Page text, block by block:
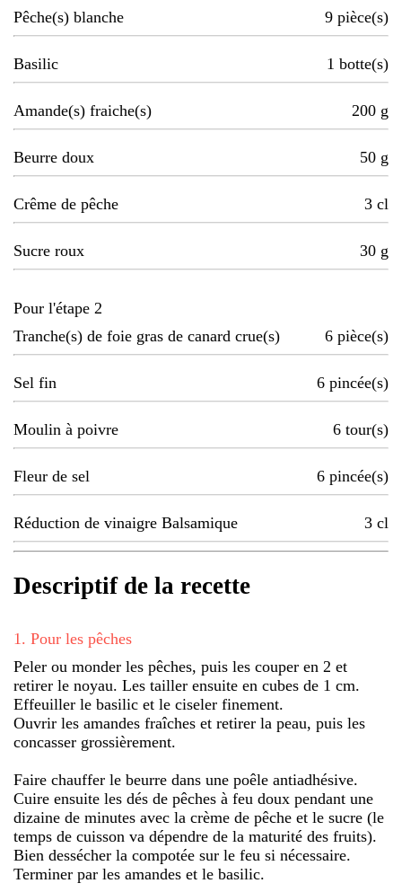
Pêche(s) blanche
9 pièce(s)
Basilic 1 botte(s)
Amande(s) fraiche(s) 200 g
Beurre doux 50 g
Crême de pêche 3 cl
Sucre roux 30 g
Pour l'étape 2
Tranche(s) de foie gras de canard crue(s)
6 pièce(s)
Sel fin 6 pincée(s)
Moulin à poivre 6 tour(s)
Fleur de sel 6 pincée(s)
Réduction de vinaigre Balsamique 3 cl
Descriptif de la recette
1 . Pour les pêches
Peler ou monder les pêches, puis les couper en 2 et
retirer le noyau. Les tailler ensuite en cubes de 1 cm.
Effeuiller le basilic et le ciseler finement.
Ouvrir les amandes fraîches et retirer la peau, puis les
concasser grossièrement.
Faire chauffer le beurre dans une poêle antiadhésive.
Cuire ensuite les dés de pêches à feu doux pendant une
dizaine de minutes avec la crème de pêche et le sucre (le
temps de cuisson va dépendre de la maturité des fruits).
Bien dessécher la compotée sur le feu si nécessaire.
Terminer par les amandes et le basilic.